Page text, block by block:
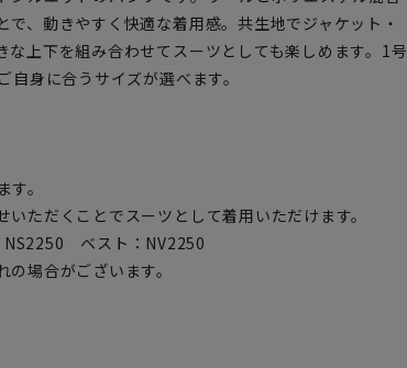
、動きやすく快適な着用感。共生地でジャケット・
な上下を組み合わせてスーツとしても楽しめます。1号
身に合うサイズが選べます。
。
ただくことでスーツとして着用いただけます。
ベスト：NV2250
場合がございます。